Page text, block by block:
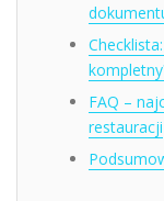
FAQ –
restauracji